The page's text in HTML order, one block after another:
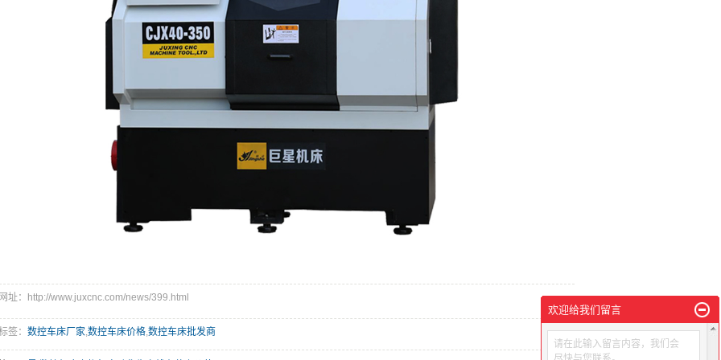
址：http://www.juxcnc.com/news/399.html
签： 数控车床厂家,数控车床价格,数控车床批发商
欢迎给我们留言
请在此输入留言内容，我们会